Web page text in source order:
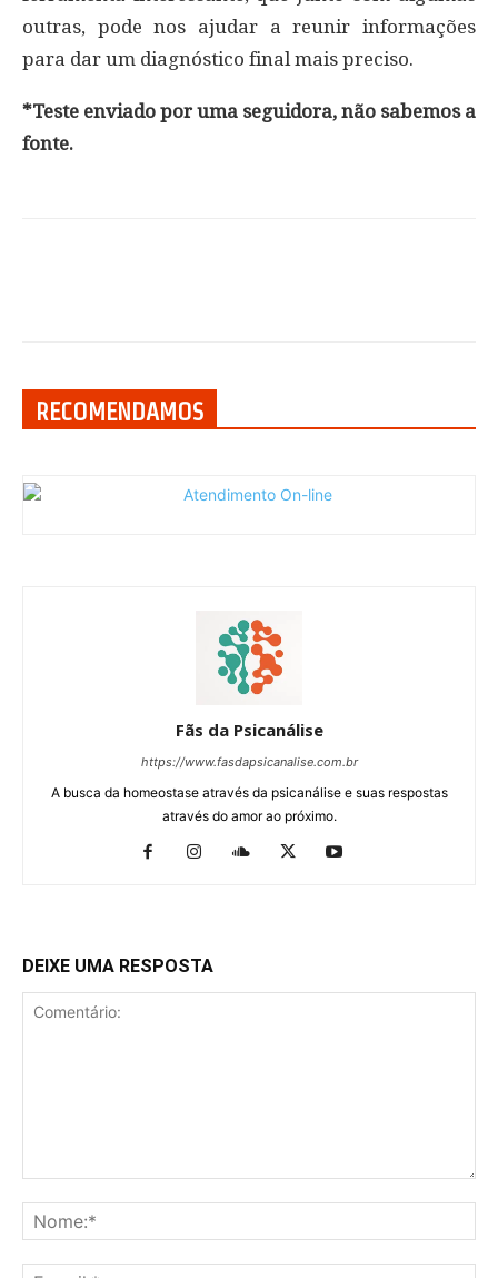
outras, pode nos ajudar a reunir informações
para dar um diagnóstico final mais preciso.
*Teste enviado por uma seguidora, não sabemos a
fonte.
RECOMENDAMOS
Fãs da Psicanálise
https://www.fasdapsicanalise.com.br
A busca da homeostase através da psicanálise e suas respostas
através do amor ao próximo.
DEIXE UMA RESPOSTA